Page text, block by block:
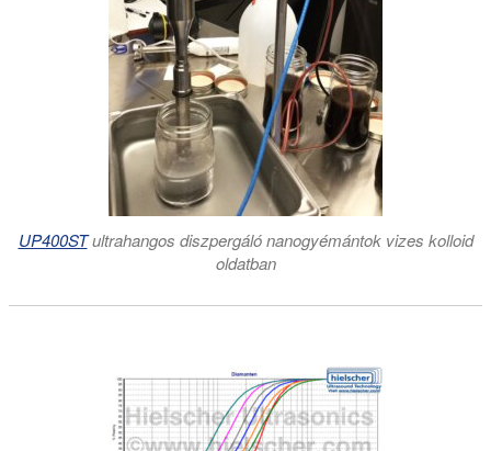
UP400STultrahangos diszpergáló nanogyémántok vizes kolloid
oldatban